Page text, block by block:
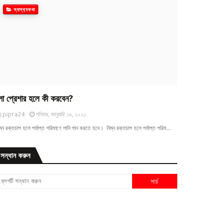
স্বাস্থ‍্যকথা
প্রেশার হলে কী করবেন?
pipra24
শনিবার, জানুয়ারি ১৬, ২০২১
রক্তচাপ হলে পর্যাপ্ত পরিমাণে পানি পান করতে হবে। নিম্ন রক্তচাপ হলে পর্যাপ্ত পরিম…
সন্ধান করুন